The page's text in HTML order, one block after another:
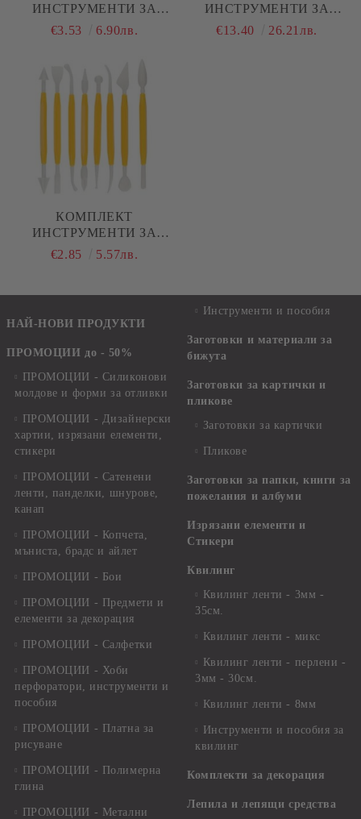
ИНСТРУМЕНТИ ЗА
МОДЕЛИРАНЕ - 4 БР.
€3.53 6.90лв.
ИНСТРУМЕНТИ ЗА
МОДЕЛИРАНЕ - 8 БР
€13.40 26.21лв.
КОМПЛЕКТ
ИНСТРУМЕНТИ ЗА
МОДЕЛИРАНЕ - 8 БР
€2.85 5.57лв.
НАЙ-НОВИ ПРОДУКТИ
ПРОМОЦИИ до - 50%
ПРОМОЦИИ - Силиконови
молдове и форми за отливки
ПРОМОЦИИ - Дизайнерски
хартии, изрязани елементи,
стикери
ПРОМОЦИИ - Сатенени
ленти, панделки, шнурове,
канап
ПРОМОЦИИ - Копчета,
мъниста, брадс и айлет
ПРОМОЦИИ - Бои
ПРОМОЦИИ - Предмети и
елементи за декорация
ПРОМОЦИИ - Салфетки
ПРОМОЦИИ - Хоби
перфоратори, инструменти и
пособия
ПРОМОЦИИ - Платна за
рисуване
ПРОМОЦИИ - Полимерна
глина
ПРОМОЦИИ - Метални
Инструменти и пособия
Заготовки и материали за
бижута
Заготовки за картички и
пликове
Заготовки за картички
Пликове
Заготовки за папки, книги за
пожелания и албуми
Изрязани елементи и
Стикери
Квилинг
Квилинг ленти - 3мм -
35см.
Квилинг ленти - микс
Квилинг ленти - перлени -
3мм - 30см.
Квилинг ленти - 8мм
Инструменти и пособия за
квилинг
Комплекти за декорация
Лепила и лепящи средства